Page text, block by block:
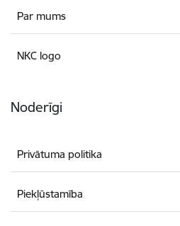
Par mums
NKC logo
Noderīgi
Privātuma politika
Piekļūstamība